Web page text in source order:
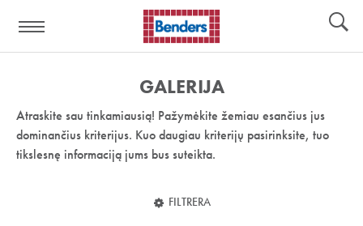
nuoroda:
GALERIJA
Atraskite sau tinkamiausią! Pažymėkite žemiau esančius jus
dominančius kriterijus. Kuo daugiau kriterijų pasirinksite, tuo
tikslesnę informaciją jums bus suteikta.
FILTRERA